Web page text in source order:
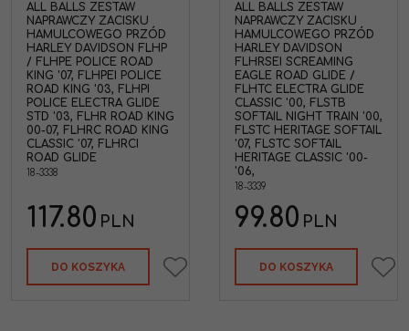
ALL BALLS ZESTAW
NAPRAWCZY ZACISKU
HAMULCOWEGO PRZÓD
HARLEY DAVIDSON FLHP
/ FLHPE POLICE ROAD
KING '07, FLHPEI POLICE
ROAD KING '03, FLHPI
POLICE ELECTRA GLIDE
STD '03, FLHR ROAD KING
00-07, FLHRC ROAD KING
CLASSIC '07, FLHRCI
ROAD GLIDE
18-3338
117.80 PLN
DO KOSZYKA
ALL BALLS ZESTAW
NAPRAWCZY ZACISKU
HAMULCOWEGO PRZÓD
HARLEY DAVIDSON
FLHRSEI SCREAMING
EAGLE ROAD GLIDE /
FLHTC ELECTRA GLIDE
CLASSIC '00, FLSTB
SOFTAIL NIGHT TRAIN '00,
FLSTC HERITAGE SOFTAIL
'07, FLSTC SOFTAIL
HERITAGE CLASSIC '00-
'06,
18-3339
99.80 PLN
DO KOSZYKA